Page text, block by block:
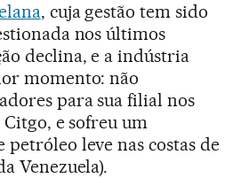
, cuja gestão tem sido
nos últimos
declina, e a indústria
momento: não
para sua filial nos
e sofreu um
leve nas costas de
Venezuela).